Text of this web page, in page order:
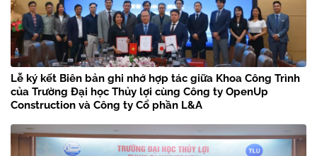
Lễ ký kết Biên bản ghi nhớ hợp tác giữa Khoa Công Trình
của Trường Đại học Thủy lợi cùng Công ty OpenUp
Construction và Công ty Cổ phần L&A